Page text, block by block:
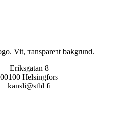
Eriksgatan 8
00100 Helsingfors
kansli@stbl.fi